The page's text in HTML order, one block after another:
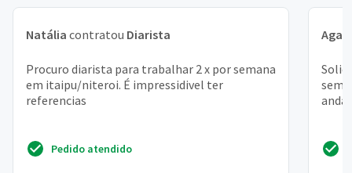
Natália contratou Diarista
Procuro diarista para trabalhar 2 x por semana
em itaipu/niteroi. É impressidivel ter
referencias
Pedido atendido